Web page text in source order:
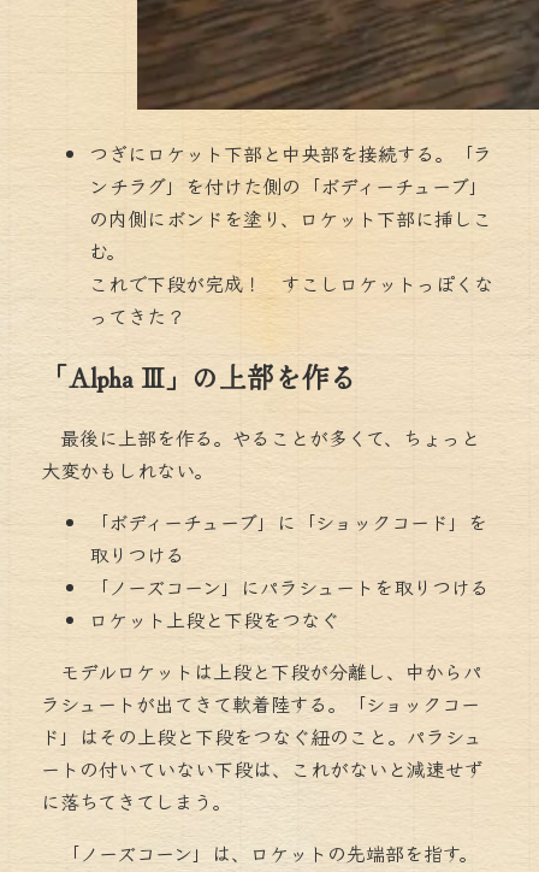
つぎにロケット下部と中央部を接続する。「ラ
ンチラグ」を付けた側の「ボディーチューブ」
の内側にボンドを塗り、ロケット下部に挿しこ
む。
これで下段が完成！ すこしロケットっぽくな
ってきた？
「Alpha Ⅲ」の上部を作る
最後に上部を作る。やることが多くて、ちょっと
大変かもしれない。
「ボディーチューブ」に「ショックコード」を
取りつける
「ノーズコーン」にパラシュートを取りつける
ロケット上段と下段をつなぐ
モデルロケットは上段と下段が分離し、中からパ
ラシュートが出てきて軟着陸する。「ショックコー
ド」はその上段と下段をつなぐ紐のこと。パラシュ
ートの付いていない下段は、これがないと減速せず
に落ちてきてしまう。
「ノーズコーン」は、ロケットの先端部を指す。